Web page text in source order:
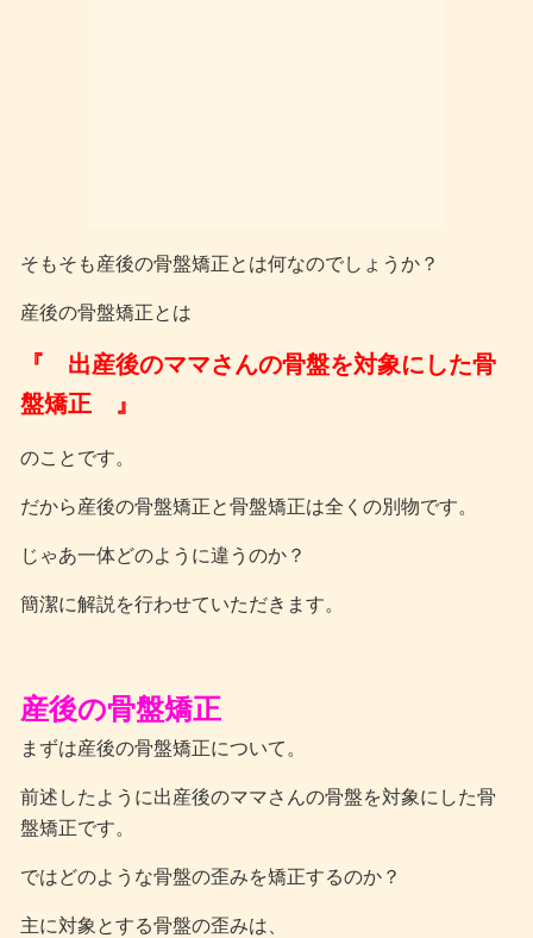
そもそも産後の骨盤矯正とは何なのでしょうか？
産後の骨盤矯正とは
『 出産後のママさんの骨盤を対象にした骨
盤矯正 』
のことです。
だから産後の骨盤矯正と骨盤矯正は全くの別物です。
じゃあ一体どのように違うのか？
簡潔に解説を行わせていただきます。
産後の骨盤矯正
まずは産後の骨盤矯正について。
前述したように出産後のママさんの骨盤を対象にした骨
盤矯正です。
ではどのような骨盤の歪みを矯正するのか？
主に対象とする骨盤の歪みは、